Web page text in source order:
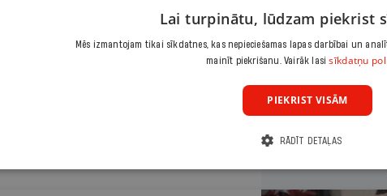
Lai turpinātu, lūdzam piekrist
Mēs izmantojam tikai sīkdatnes, kas nepieciešamas lapas darbībai un
mainīt piekrišanu. Vairāk lasisīkdatņu
PIEKRIST VISĀM
RĀDĪT DETAĻAS